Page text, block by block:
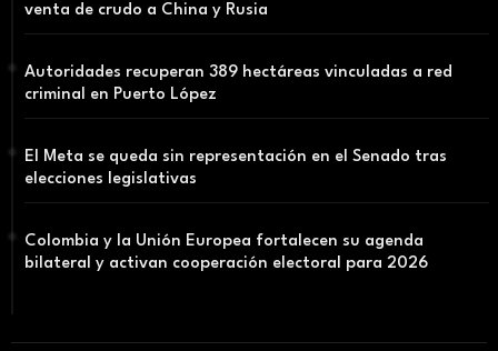
venta de crudo a China y Rusia
Autoridades recuperan 389 hectáreas vinculadas a red
criminal en Puerto López
El Meta se queda sin representación en el Senado tras
elecciones legislativas
Colombia y la Unión Europea fortalecen su agenda
bilateral y activan cooperación electoral para 2026